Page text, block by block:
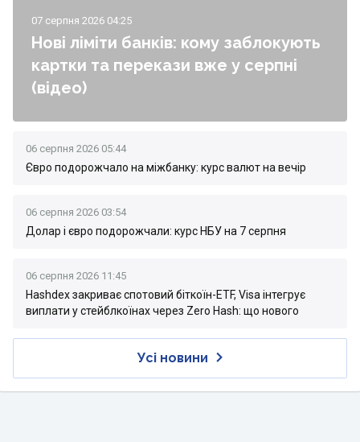
07 серпня 2026 04:25
Нові ліміти банків: кому заблокують
картки та перекази вже у серпні
(відео)
06 серпня 2026 05:44
Євро подорожчало на міжбанку: курс валют на вечір
06 серпня 2026 03:54
Долар і євро подорожчали: курс НБУ на 7 серпня
06 серпня 2026 11:45
Hashdex закриває спотовий біткоїн-ETF, Visa інтегрує
виплати у стейблкоїнах через Zero Hash: що нового
Усі новини